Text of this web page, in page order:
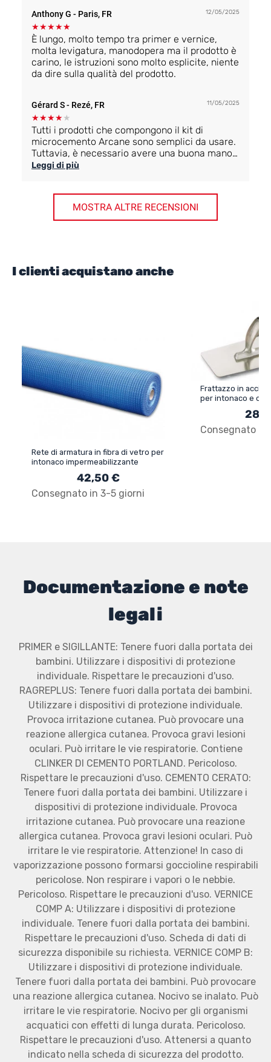
ottimi consigli e sempre presente quando ne
avevo bisogno.
Anthony G - Paris, FR 12/05/2025
★★★★★
È lungo, molto tempo tra primer e vernice,
molta levigatura, manodopera ma il prodotto è
carino, le istruzioni sono molto esplicite, niente
da dire sulla qualità del prodotto.
Gérard S- Rezé, FR 11/05/2025
★★★★★
Tutti i prodotti che compongono il kit di
microcemento Arcane sono semplici da usare.
Tuttavia, è necessario avere una buona mano
per stendere il calcestruzzo senza lasciare
Leggi di più
MOSTRA ALTRE RECENSIONI
I clienti acquistano anche
Rete di armatura in fibra di vetro per
intonaco impermeabilizzante
42,50 €
Consegnato in 3-5 giorni
Frattazzo in
per intonaco e
Consegnato in
Documentazione e note
legali
PRIMER e SIGILLANTE: Tenere fuori dalla portata dei
bambini. Utilizzare i dispositivi di protezione
individuale. Rispettare le precauzioni d'uso.
RAGREPLUS: Tenere fuori dalla portata dei bambini.
Utilizzare i dispositivi di protezione individuale.
Provoca irritazione cutanea. Può provocare una
reazione allergica cutanea. Provoca gravi lesioni
oculari. Può irritare le vie respiratorie. Contiene
CLINKER DI CEMENTO PORTLAND. Pericoloso.
Rispettare le precauzioni d'uso. CEMENTO CERATO:
Tenere fuori dalla portata dei bambini. Utilizzare i
dispositivi di protezione individuale. Provoca
irritazione cutanea. Può provocare una reazione
allergica cutanea. Provoca gravi lesioni oculari. Può
irritare le vie respiratorie. Attenzione! In caso di
vaporizzazione possono formarsi goccioline respirabili
pericolose. Non respirare i vapori o le nebbie.
Pericoloso. Rispettare le precauzioni d'uso. VERNICE
COMP A: Utilizzare i dispositivi di protezione
individuale. Tenere fuori dalla portata dei bambini.
Rispettare le precauzioni d'uso. Scheda di dati di
sicurezza disponibile su richiesta. VERNICE COMP B:
Utilizzare i dispositivi di protezione individuale.
Tenere fuori dalla portata dei bambini. Può provocare
una reazione allergica cutanea. Nocivo se inalato. Può
irritare le vie respiratorie. Nocivo per gli organismi
acquatici con effetti di lunga durata. Pericoloso.
Rispettare le precauzioni d'uso. Attenersi a quanto
indicato nella scheda di sicurezza del prodotto.